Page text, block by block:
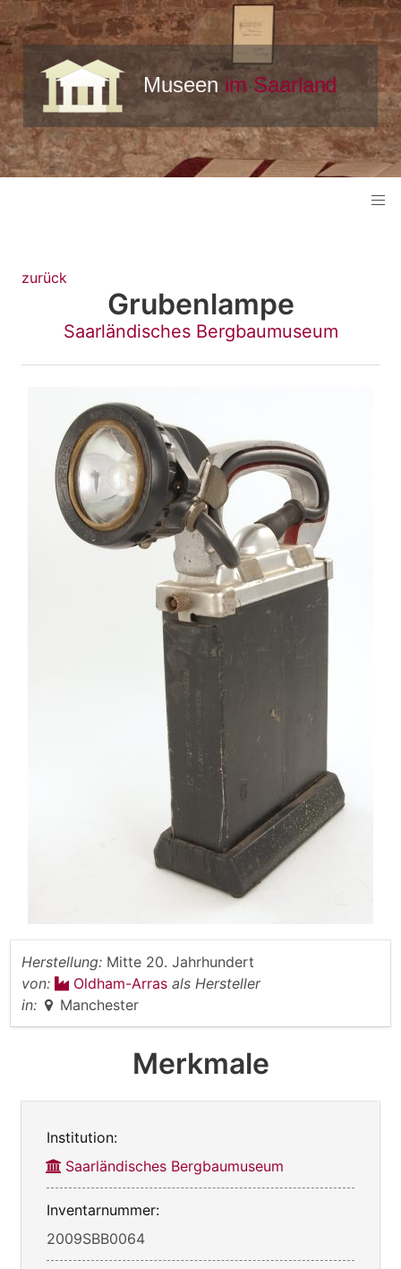
zurück
Grubenlampe
Saarländisches Bergbaumuseum
Herstellung: Mitte 20. Jahrhundert
von:
Oldham-Arras als Hersteller
in:
Manchester
Merkmale
Institution:
Saarländisches Bergbaumuseum
Inventarnummer:
2009SBB0064